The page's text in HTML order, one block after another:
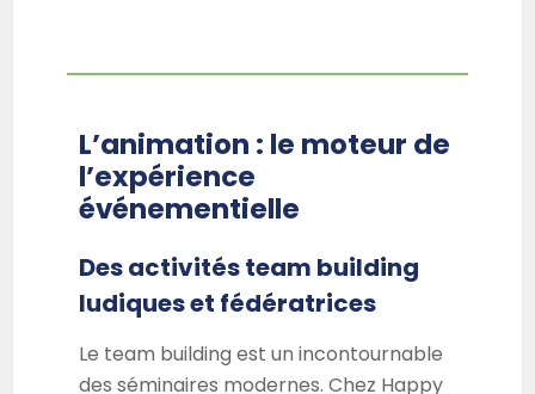
L’animation : le moteur de
l’expérience
événementielle
Des activités team building
ludiques et fédératrices
Le team building est un incontournable
des séminaires modernes. Chez Happy